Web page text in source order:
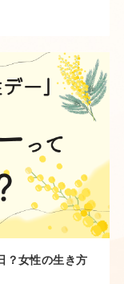
？女性の生き方